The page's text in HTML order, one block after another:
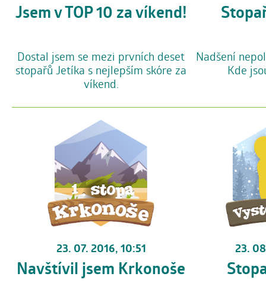
Jsem v TOP 10 za víkend!
Dostal jsem se mezi prvních deset
stopařů Jetíka s nejlepším skóre za
víkend.
Nadšení
Kde
23. 07. 2016, 10:51
Navštívil jsem Krkonoše
23.